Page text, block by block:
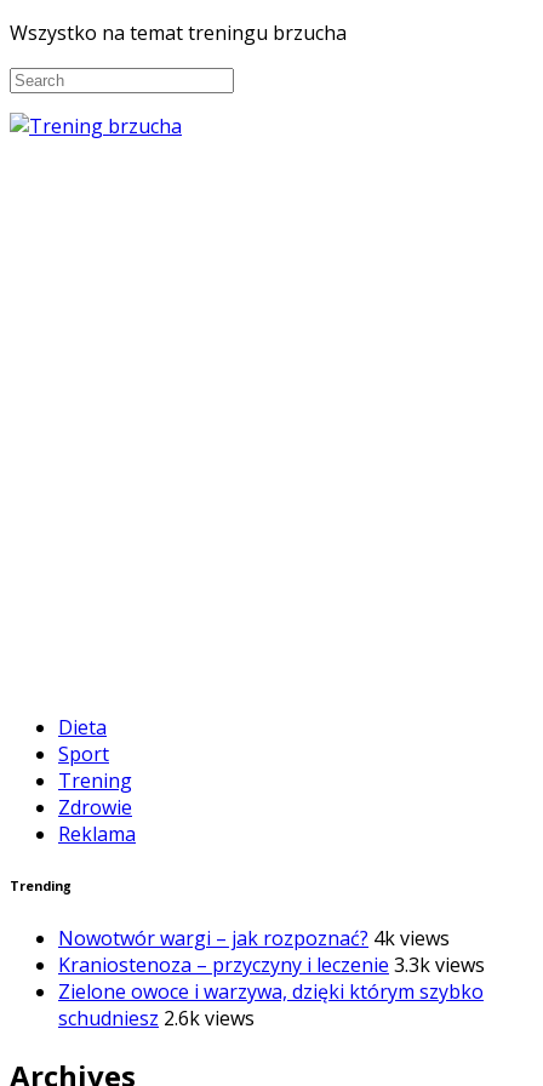
Wszystko na temat treningu brzucha
Dieta
Sport
Trening
Zdrowie
Reklama
Trending
Nowotwór wargi – jak rozpoznać? 4k views
Kraniostenoza – przyczyny i leczenie 3.3k views
Zielone owoce i warzywa, dzięki którym szybko
schudniesz 2.6k views
Archives